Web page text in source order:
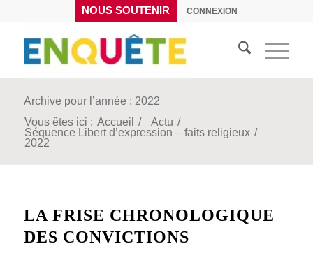
NOUS SOUTENIR CONNEXION
Archive pour l’année : 2022
Vous êtes ici : Accueil / Actu /
Séquence Libert d’expression – faits religieux /
2022
LA FRISE CHRONOLOGIQUE
DES CONVICTIONS